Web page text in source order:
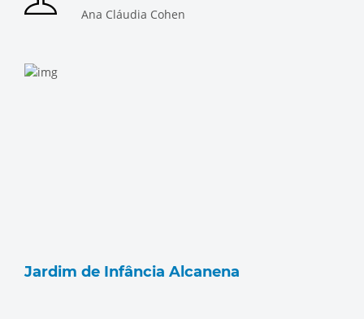
Ana Cláudia Cohen
Jardim de Infância Alcanena